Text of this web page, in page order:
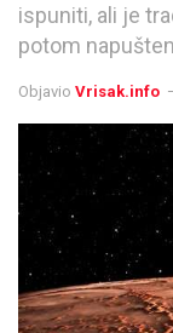
ispuniti, ali je
potom
Objavio Vrisak.info